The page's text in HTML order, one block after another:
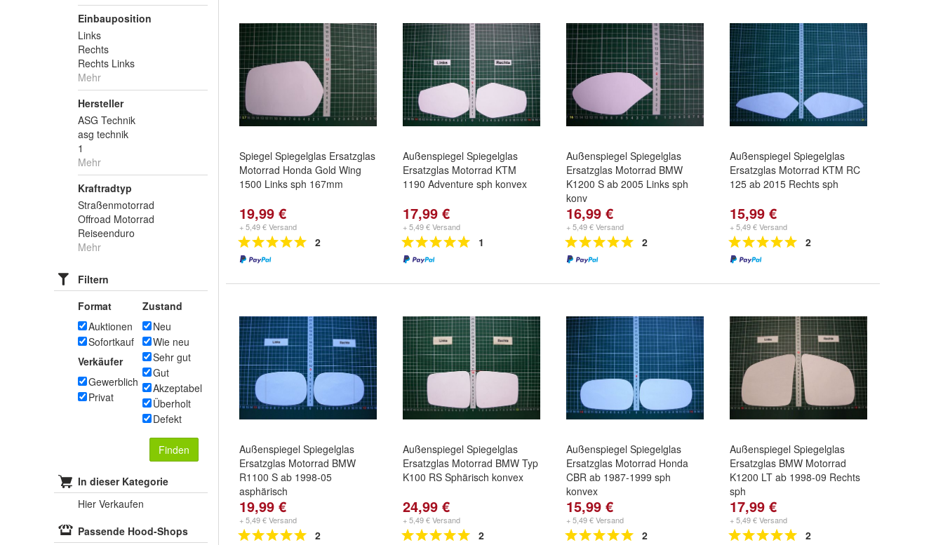
Einbauposition
Links
Rechts
Rechts Links
Mehr
Hersteller
ASG Technik
asg technik
1
Mehr
Kraftradtyp
Straßenmotorrad
Offroad Motorrad
Reiseenduro
Mehr
Filtern
Format
Auktionen
Sofortkauf
Verkäufer
Gewerblich
Privat
Zustand
Neu
Wie neu
Sehr gut
Gut
Akzeptabel
Überholt
Defekt
Finden
In dieser Kategorie
Hier Verkaufen
Passende Hood-Shops
Spiegel Spiegelglas Ersatzglas
Motorrad Honda Gold Wing
1500 Links sph 167mm
19,99 €
+ 5,49 € Versand
2
Außenspiegel Spiegelglas
Ersatzglas Motorrad KTM
1190 Adventure sph konvex
17,99 €
+ 5,49 € Versand
1
Außenspiegel Spiegelglas
Ersatzglas Motorrad BMW
K1200 S ab 2005 Links sph
konv
16,99 €
+ 5,49 € Versand
2
Außenspiegel Spiegelglas
Ersatzglas Motorrad KTM RC
125 ab 2015 Rechts sph
15,99 €
+ 5,49 € Versand
2
Außenspiegel Spiegelglas
Ersatzglas Motorrad BMW
R1100 S ab 1998-05
asphärisch
19,99 €
+ 5,49 € Versand
2
Außenspiegel Spiegelglas
Ersatzglas Motorrad BMW Typ
K100 RS Sphärisch konvex
24,99 €
+ 5,49 € Versand
2
Außenspiegel Spiegelglas
Ersatzglas Motorrad Honda
CBR ab 1987-1999 sph
konvex
15,99 €
+ 5,49 € Versand
2
Außenspiegel Spiegelglas
Ersatzglas BMW Motorrad
K1200 LT ab 1998-09 Rechts
sph
17,99 €
+ 5,49 € Versand
2